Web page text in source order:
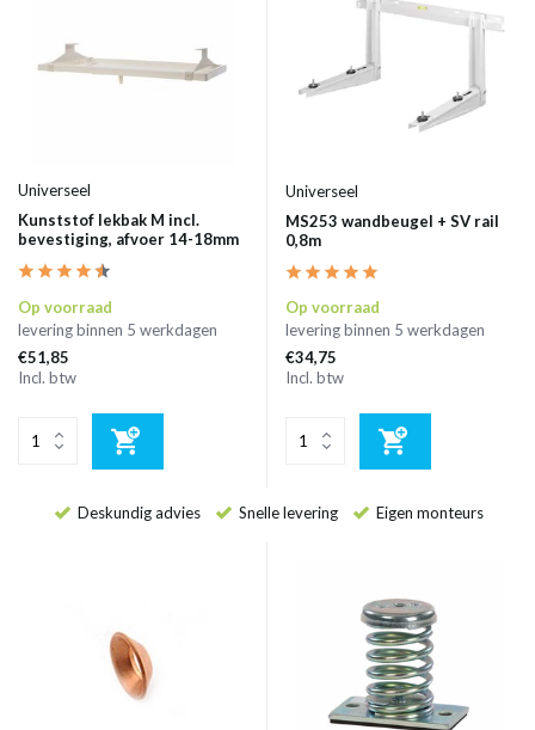
Universeel
Kunststof lekbak M incl.
bevestiging, afvoer 14-18mm
Op voorraad
levering binnen 5 werkdagen
€51,85
Incl. btw
Universeel
MS253 wandbeugel + SV rail
0,8m
Op voorraad
levering binnen 5 werkdagen
€34,75
Incl. btw
Deskundig advies Snelle levering Eigen monteurs